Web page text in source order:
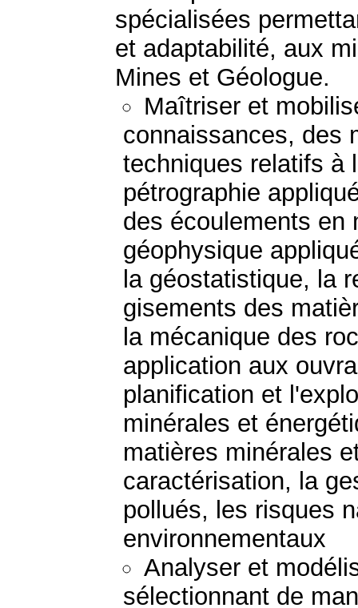
spécialisées
et adaptabilité, aux
Mines et Géologue.
Maîtriser et
connaissances, des
techniques relatifs à
pétrographie
des écoulements en
géophysique
la géostatistique, la
gisements des
la mécanique des
application aux
planification et
minérales et
matières minérales
caractérisation, la
pollués, les risques
environnementaux
Analyser et
sélectionnant de